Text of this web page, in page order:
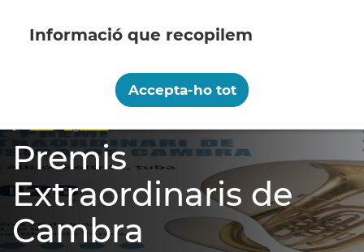
contingut
Fil
d'ariadna
Premis
Extraordinaris de
Cambra
personal amb les següents finalitats:
Funcionalitat, Analítica.
Canviar preferències
Accepta-ho tot